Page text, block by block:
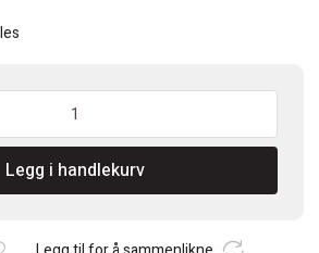
Legg i handlekurv